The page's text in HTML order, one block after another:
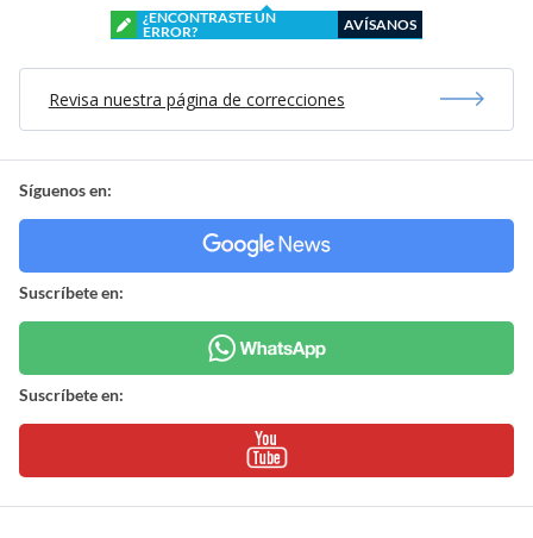
¿ENCONTRASTE UN
ERROR?
AVÍSANOS
Revisa nuestra página de correcciones
Síguenos en:
Suscríbete en:
Suscríbete en: